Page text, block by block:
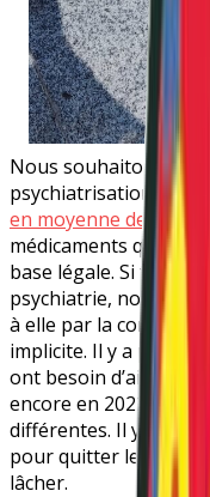
Nous souhaitons
psychiatrisation de
en moyenne de 15 ans
médicaments qu’on
base légale. Si tout le
psychiatrie, nous
à elle par la
implicite. Il y a parmi
ont besoin d’aide,
encore en 2022, sont
différentes. Il y a
pour quitter le carcan
lâcher.